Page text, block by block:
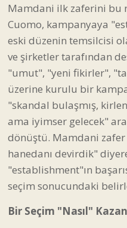
Mamdani ilk zaferini bu
Cuomo, kampanyaya
eski düzenin temsilcisi
ve şirketler tarafından
"umut", "yeni fikirler",
üzerine kurulu bir
"skandal bulaşmış,
ama iyimser gelecek"
dönüştü. Mamdani
hanedanı devirdik"
"establishment"ın
seçim sonucundaki
Bir Seçim "Nasıl"